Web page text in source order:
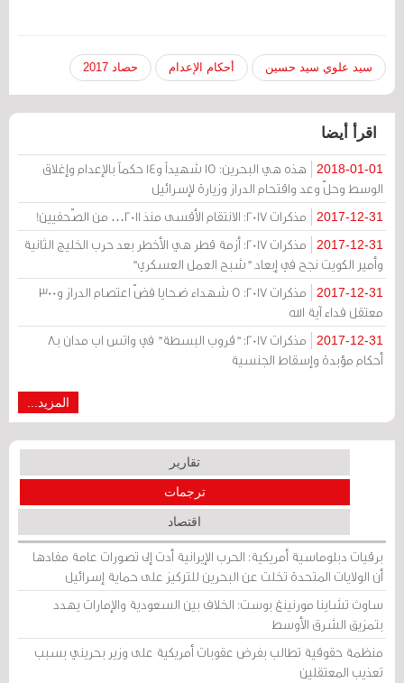
سيد علوي سيد حسين أحكام الإعدام حصاد 2017
اقرأ أيضا
2018-01-01
هذه هي البحرين: 15 شهيداً و14 حكماً بالإعدام وإغلاق
الوسط وحلّ وعد واقتحام الدراز وزيارة لإسرائيل
2017-12-31 مذكرات 2017: الانتقام الأقسى منذ 2011… من الصّحفيين!
2017-12-31
مذكرات 2017: أزمة قطر هي الأخطر بعد حرب الخليج الثانية
وأمير الكويت نجح في إبعاد "شبح العمل العسكري"
2017-12-31
مذكرات 2017: 5 شهداء ضحايا فضّ اعتصام الدراز و300
معتقل فداء آية الله
2017-12-31
مذكرات 2017: "قروب البسطة" في واتس اب مدان بـ8
أحكام مؤبدة وإسقاط الجنسية
المزيد...
تقارير
ترجمات
اقتصاد
برقيات دبلوماسية أمريكية: الحرب الإيرانية أدت إلى تصورات عامة مفادها
أن الولايات المتحدة تخلت عن البحرين للتركيز على حماية إسرائيل
ساوث تشاينا مورنينغ بوست: الخلاف بين السعودية والإمارات يهدد
بتمزيق الشرق الأوسط
منظمة حقوقية تطالب بفرض عقوبات أمريكية على وزير بحريني بسبب
تعذيب المعتقلين